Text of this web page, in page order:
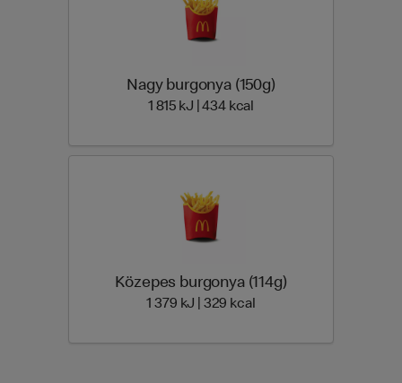
Nagy burgonya (150g)
1 815 kJ | 434 kcal
Közepes burgonya (114g)
1 379 kJ | 329 kcal